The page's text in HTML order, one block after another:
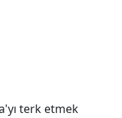
terk etmek